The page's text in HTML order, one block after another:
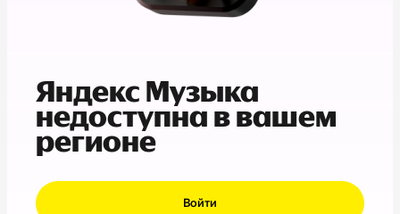
Яндекс Музыка
недоступна в вашем
регионе
Войти